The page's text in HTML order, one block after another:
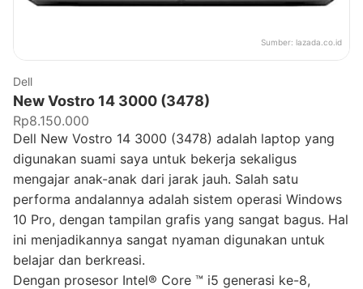
Sumber: lazada.co.id
Dell
New Vostro 14 3000 (3478)
Rp8.150.000
Dell New Vostro 14 3000 (3478) adalah laptop yang
digunakan suami saya untuk bekerja sekaligus
mengajar anak-anak dari jarak jauh. Salah satu
performa andalannya adalah sistem operasi Windows
10 Pro, dengan tampilan grafis yang sangat bagus. Hal
ini menjadikannya sangat nyaman digunakan untuk
belajar dan berkreasi.
Dengan prosesor Intel® Core ™ i5 generasi ke-8,